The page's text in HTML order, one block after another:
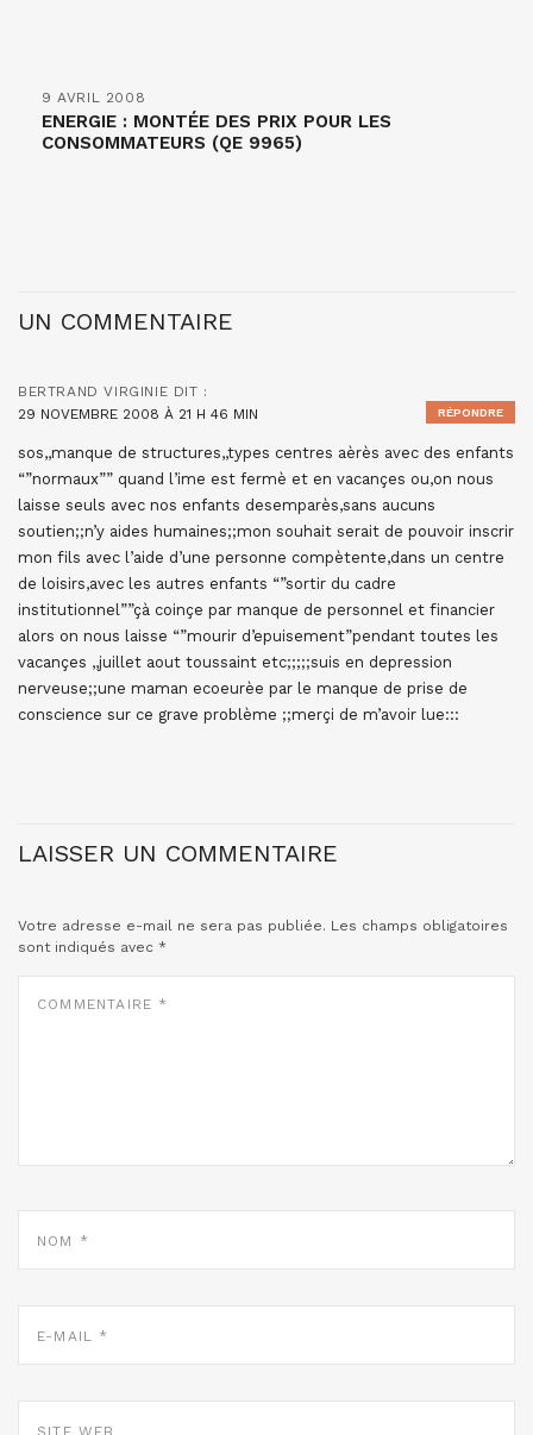
9 AVRIL 2008
ENERGIE : MONTÉE DES PRIX POUR LES
CONSOMMATEURS (QE 9965)
UN COMMENTAIRE
BERTRAND VIRGINIE DIT :
29 NOVEMBRE 2008 À 21 H 46 MIN
sos,,manque de structures,,types centres aèrès avec des enfants
“”normaux”” quand l’ime est fermè et en vacançes ou,on nous
laisse seuls avec nos enfants desemparès,sans aucuns
soutien;;n’y aides humaines;;mon souhait serait de pouvoir inscrir
mon fils avec l’aide d’une personne compètente,dans un centre
de loisirs,avec les autres enfants “”sortir du cadre
institutionnel””çà coinçe par manque de personnel et financier
alors on nous laisse “”mourir d’epuisement”pendant toutes les
vacançes ,,juillet aout toussaint etc;;;;;suis en depression
nerveuse;;une maman ecoeurèe par le manque de prise de
conscience sur ce grave problème ;;merçi de m’avoir lue:::
RÉPONDRE
LAISSER UN COMMENTAIRE
Votre adresse e-mail ne sera pas publiée. Les champs obligatoires
sont indiqués avec *
MAIL
WEB